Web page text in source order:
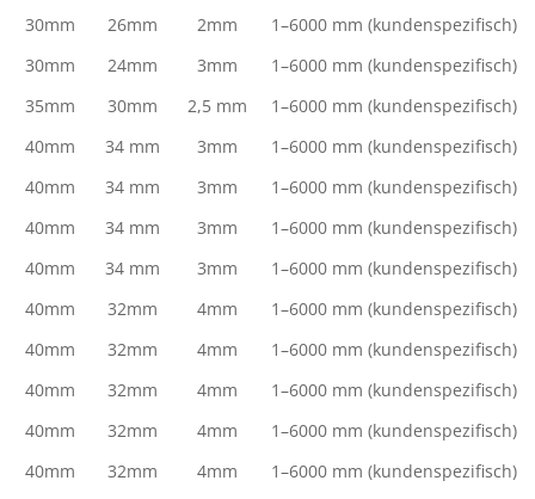
30mm
26mm 2mm
1–6000 mm (kundenspezifisch)
30mm
24mm 3mm
1–6000 mm (kundenspezifisch)
35mm
30mm 2,5 mm
1–6000 mm (kundenspezifisch)
40mm
34 mm 3mm
1–6000 mm (kundenspezifisch)
40mm
34 mm 3mm
1–6000 mm (kundenspezifisch)
40mm
34 mm 3mm
1–6000 mm (kundenspezifisch)
40mm
34 mm 3mm
1–6000 mm (kundenspezifisch)
40mm
32mm 4mm
1–6000 mm (kundenspezifisch)
40mm
32mm 4mm
1–6000 mm (kundenspezifisch)
40mm
32mm 4mm
1–6000 mm (kundenspezifisch)
40mm
32mm 4mm
1–6000 mm (kundenspezifisch)
40mm
32mm 4mm
1–6000 mm (kundenspezifisch)